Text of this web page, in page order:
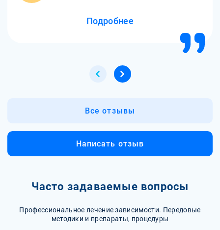
Подробнее
Все отзывы
Написать отзыв
Часто задаваемые вопросы
Профессиональное лечение зависимости. Передовые
методики и препараты, процедуры